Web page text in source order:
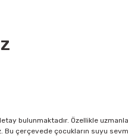
bulunmaktadır. Özellikle
çerçevede çocukların suyu